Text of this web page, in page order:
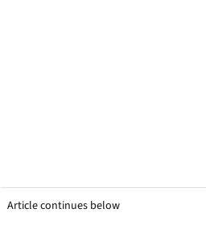
Article continues below